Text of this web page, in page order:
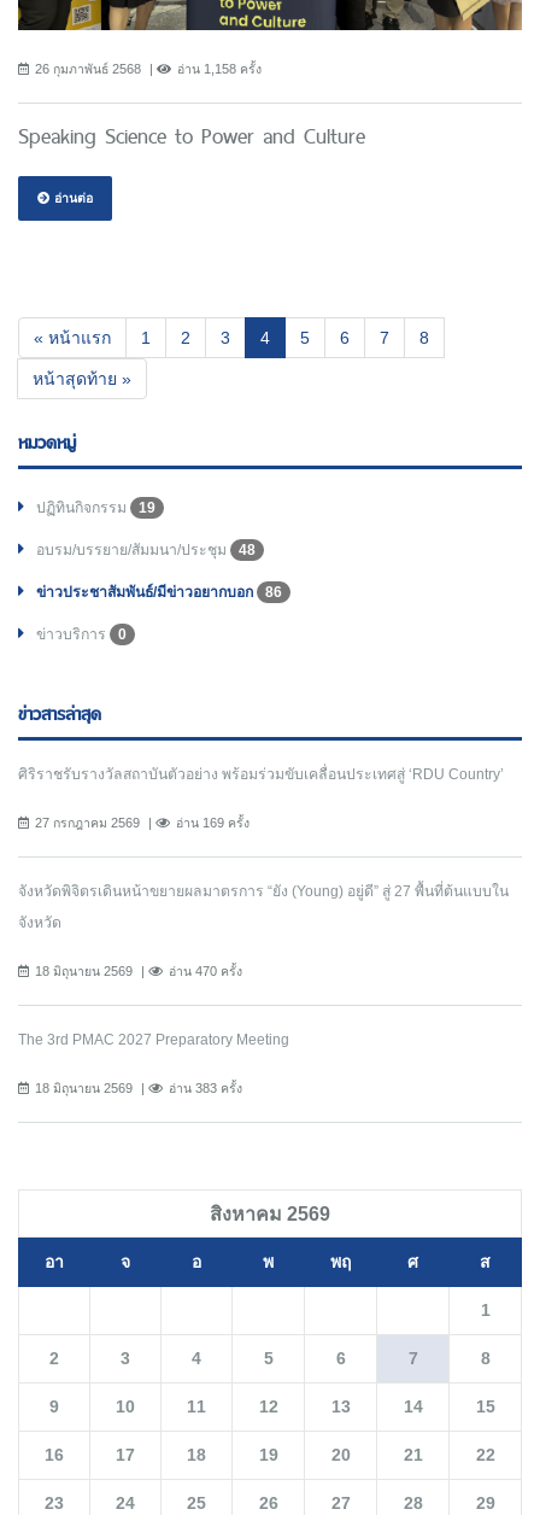
26 กุมภาพันธ์ 2568 อ่าน 1,158 ครั้ง
Speaking Science to Power and Culture
อ่านต่อ
« หน้าแรก 1 2 3 4(current)
5 6 7 8
หน้าสุดท้าย »
หมวดหมู่
ปฏิทินกิจกรรม 19
อบรม/บรรยาย/สัมมนา/ประชุม 48
ข่าวประชาสัมพันธ์/มีข่าวอยากบอก 86
ข่าวบริการ 0
ข่าวสารล่าสุด
ศิริราชรับรางวัลสถาบันตัวอย่าง พร้อมร่วมขับเคลื่อนประเทศสู่ ‘RDU Country’
27 กรกฎาคม 2569 อ่าน 169 ครั้ง
จังหวัดพิจิตรเดินหน้าขยายผลมาตรการ “ยัง (Young) อยู่ดี” สู่ 27 พื้นที่ต้นแบบใน
จังหวัด
18 มิถุนายน 2569 อ่าน 470 ครั้ง
The 3rd PMAC 2027 Preparatory Meeting
18 มิถุนายน 2569 อ่าน 383 ครั้ง
สิงหาคม 2569
อา จ อ พ พฤ ศ ส
1
2 3 4 5 6 7 8
9 10 11 12 13 14 15
16 17 18 19 20 21 22
23 24 25 26 27 28 29